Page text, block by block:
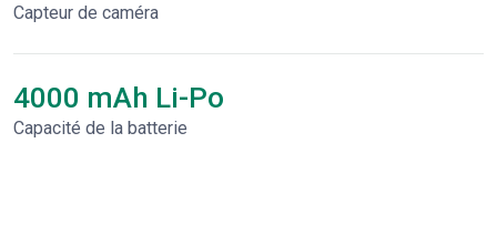
Capteur de caméra
4000 mAh Li-Po
Capacité de la batterie